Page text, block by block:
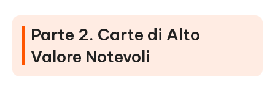
Parte 2. Carte di Alto
Valore Notevoli